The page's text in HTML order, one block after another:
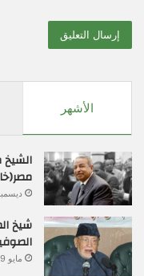
الأشهر
ديسمبر 12,
شيخ
مايو 19, 2026